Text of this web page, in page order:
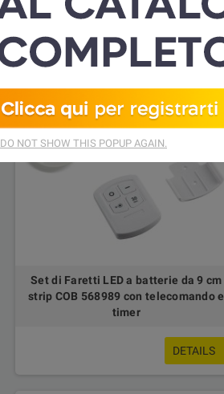
Ci sono 7 prodotti.
Set di Faretti LED a batterie da 9 cm
strip COB 568989 con telecomando e
timer
DETAILS
DO NOT SHOW THIS POPUP AGAIN.